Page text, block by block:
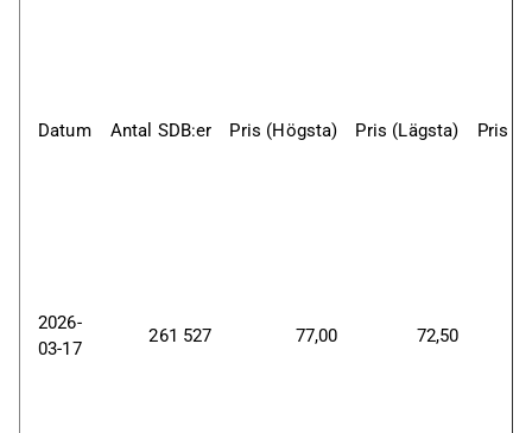
Datum Antal SDB:er Pris (Högsta) Pris (Lägsta) Pris
2026-
03-17
261 527 77,00 72,50